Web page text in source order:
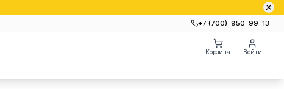
+7 (700)‒950‒99‒13
Корзина Войти